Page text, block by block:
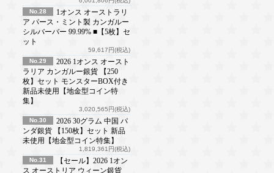
No.28
1オンス オーストラリ
ア パース・ミント製 カンガルー
シルバーバー 99.99% ■【5枚】セ
ット
59,617円(税込)
No.29
2026 1オンス オースト
ラリア カンガルー銀貨 【250
枚】セット モンスターBOX付き
新品未使用【地金型コイン特
集】
3,020,565円(税込)
No.30
2026 30グラム 中国 パ
ンダ銀貨 【150枚】セット 新品
未使用【地金型コイン特集】
1,819,361円(税込)
No.31
【セール】2026 1オン
ス オーストリア ウィーン銀貨